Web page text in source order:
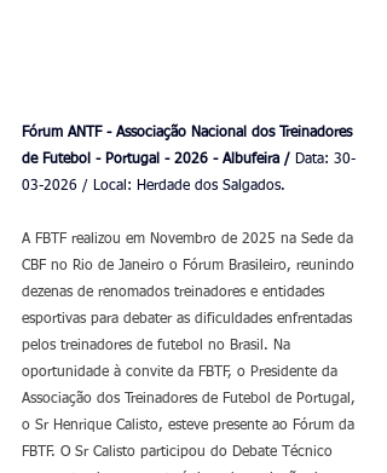
Fórum ANTF - Associação Nacional dos Treinadores
de Futebol - Portugal - 2026 - Albufeira / Data: 30-
03-2026 / Local: Herdade dos Salgados.
A FBTF realizou em Novembro de 2025 na Sede da
CBF no Rio de Janeiro o Fórum Brasileiro, reunindo
dezenas de renomados treinadores e entidades
esportivas para debater as dificuldades enfrentadas
pelos treinadores de futebol no Brasil. Na
oportunidade à convite da FBTF, o Presidente da
Associação dos Treinadores de Futebol de Portugal,
o Sr Henrique Calisto, esteve presente ao Fórum da
FBTF. O Sr Calisto participou do Debate Técnico